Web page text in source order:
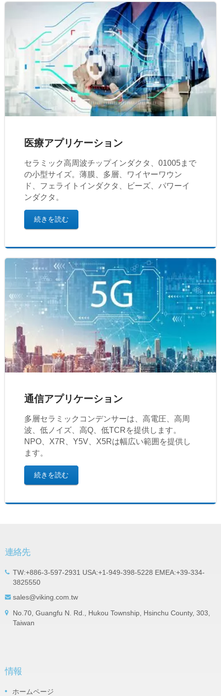
医療アプリケーション
セラミック高周波チップインダクタ、01005まで
の小型サイズ。薄膜、多層、ワイヤーワウン
ド、フェライトインダクタ、ビーズ、パワーイ
ンダクタ。
続きを読む
通信アプリケーション
多層セラミックコンデンサーは、高電圧、高周
波、低ノイズ、高Q、低TCRを提供します。
NPO、X7R、Y5V、X5Rは幅広い範囲を提供し
ます。
続きを読む
連絡先
TW:+886-3-597-2931 USA:+1-949-398-5228 EMEA:+39-334-
3825550
sales@viking.com.tw
No.70, Guangfu N. Rd., Hukou Township, Hsinchu County, 303,
Taiwan
情報
ホームページ